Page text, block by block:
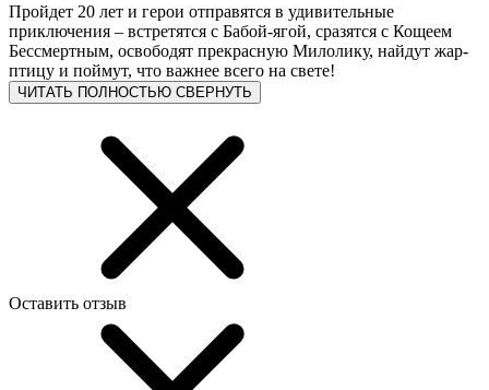
Пройдет 20 лет и герои отправятся в удивительные
приключения – встретятся с Бабой-ягой, сразятся с Кощеем
Бессмертным, освободят прекрасную Милолику, найдут жар-
птицу и поймут, что важнее всего на свете!
ЧИТАТЬ ПОЛНОСТЬЮ СВЕРНУТЬ
Оставить отзыв